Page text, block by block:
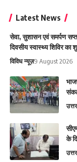
Latest News
सेवा, सुशासन एवं समर्पण
दिवसीय स्वास्थ्य शिविर का
विविध न्यूज़9 August 2026
के